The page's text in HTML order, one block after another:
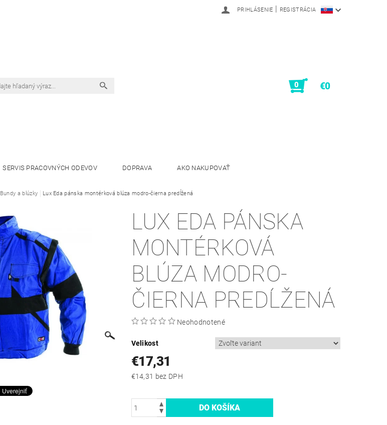
PRIHLÁSENIE | REGISTRÁCIA
0 €0
SERVIS PRACOVNÝCH ODEVOV DOPRAVA AKO NAKUPOVAŤ
Bundy a blúzky Lux Eda pánska montérková blúza modro-čierna predĺžená
LUX EDA PÁNSKA
MONTÉRKOVÁ
BLÚZA MODRO-
ČIERNA PREDĹŽENÁ
Neohodnotené
Velikost
€17,31
€14,31 bez DPH